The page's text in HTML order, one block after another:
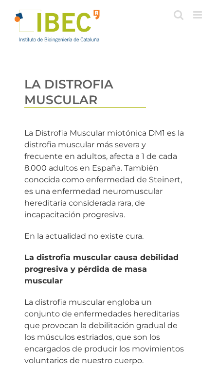
LA DISTROFIA
MUSCULAR
La Distrofia Muscular miotónica DM1 es la
distrofia muscular más severa y
frecuente en adultos, afecta a 1 de cada
8.000 adultos en España. También
conocida como enfermedad de Steinert,
es una enfermedad neuromuscular
hereditaria considerada rara, de
incapacitación progresiva.
En la actualidad no existe cura.
La distrofia muscular causa debilidad
progresiva y pérdida de masa
muscular
La distrofia muscular engloba un
conjunto de enfermedades hereditarias
que provocan la debilitación gradual de
los músculos estriados, que son los
encargados de producir los movimientos
voluntarios de nuestro cuerpo.